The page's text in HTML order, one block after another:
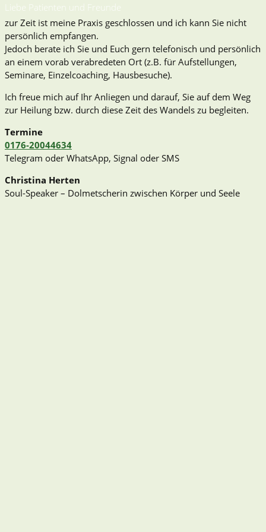
Liebe Patienten und Freunde
zur Zeit ist meine Praxis geschlossen und ich kann Sie nicht
persönlich empfangen.
Jedoch berate ich Sie und Euch gern telefonisch und persönlich
an einem vorab verabredeten Ort (z.B. für Aufstellungen,
Seminare, Einzelcoaching, Hausbesuche).
Ich freue mich auf Ihr Anliegen und darauf, Sie auf dem Weg
zur Heilung bzw. durch diese Zeit des Wandels zu begleiten.
Termine
0176-20044634
Telegram oder WhatsApp, Signal oder SMS
Christina Herten
Soul-Speaker – Dolmetscherin zwischen Körper und Seele